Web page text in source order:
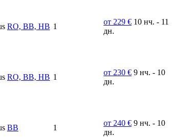
RO, BB, HB 1
от 229 € 10 нч. - 11
дн.
RO, BB, HB 1
от 230 € 9 нч. - 10
дн.
ВВ 1
от 240 € 9 нч. - 10
дн.